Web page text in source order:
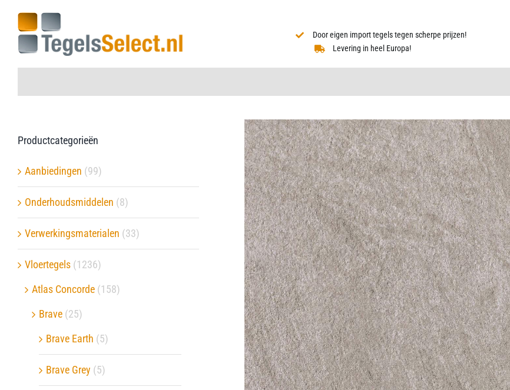
naar
inhoud
Door eigen import tegels tegen scherpe prijzen!
Levering in heel Europa!
Vloertegels
Wandtegels
Aanbiedingen
Onderhoudsmiddelen
Verwerkingsmaterialen
Contact
Productcategorieën
Aanbiedingen (99)
Onderhoudsmiddelen (8)
Verwerkingsmaterialen (33)
Vloertegels (1236)
Atlas Concorde (158)
Brave (25)
Brave Earth (5)
Brave Grey (5)